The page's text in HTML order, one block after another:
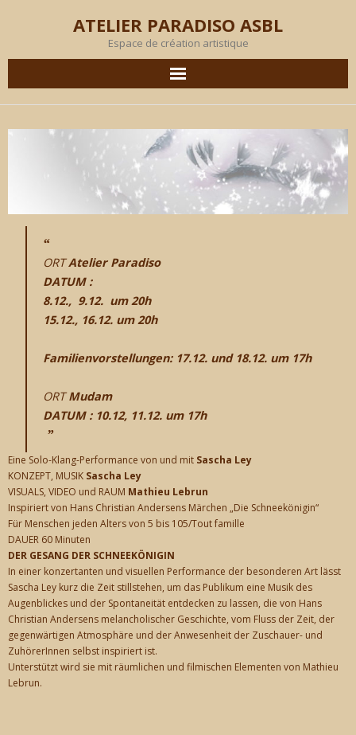
ATELIER PARADISO ASBL
Espace de création artistique
AGENDA
EN IMAGES
MEMBRES
L’ATELIER
ORTAtelier Paradiso
DATUM :
8.12., 9.12. um 20h
15.12., 16.12. um 20h
Familienvorstellungen: 17.12. und 18.12. um 17h
ORTMudam
DATUM : 10.12, 11.12. um 17h
Eine Solo-Klang-Performance von und mit Sascha Ley
KONZEPT, MUSIK Sascha Ley
VISUALS, VIDEO und RAUM Mathieu Lebrun
Inspiriert von Hans Christian Andersens Märchen „Die Schneekönigin“
Für Menschen jeden Alters von 5 bis 105/Tout famille
DAUER 60 Minuten
DER GESANG DER SCHNEEKÖNIGIN
In einer konzertanten und visuellen Performance der besonderen Art lässt
Sascha Ley kurz die Zeit stillstehen, um das Publikum eine Musik des
Augenblickes und der Spontaneität entdecken zu lassen, die von Hans
Christian Andersens melancholischer Geschichte, vom Fluss der Zeit, der
gegenwärtigen Atmosphäre und der Anwesenheit der Zuschauer- und
ZuhörerInnen selbst inspiriert ist.
Unterstützt wird sie mit räumlichen und filmischen Elementen von Mathieu
Lebrun.